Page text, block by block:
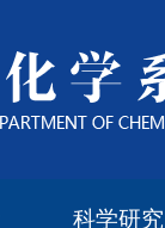
科学研究